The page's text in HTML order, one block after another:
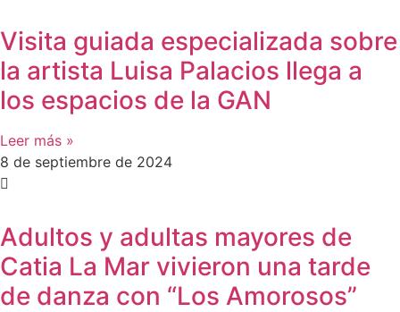
Visita guiada especializada sobre
la artista Luisa Palacios llega a
los espacios de la GAN
Leer más »
8 de septiembre de 2024
Adultos y adultas mayores de
Catia La Mar vivieron una tarde
de danza con “Los Amorosos”